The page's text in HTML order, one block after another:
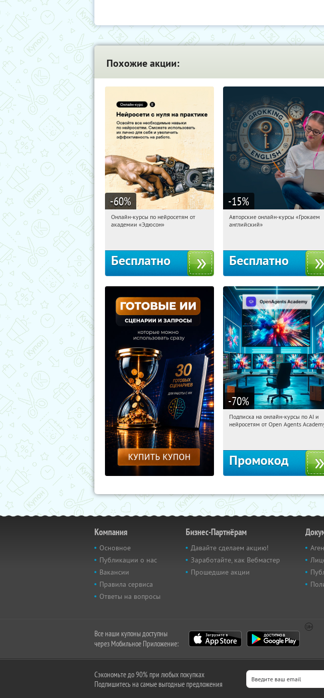
Похожие акции:
-60%
03:38:06 Получили:
Онлайн-курсы по нейросетям от
академии «Эдюсон»
Бесплатно
-15%
03:38:06 Получили:
Авторские онлайн-курсы «Грокаем
английский»
Бесплатно
-70%
03:38:06 Получили:
Подписка на онлайн-курсы по AI и
нейросетям от Open Agents
Промокод
Компания
Основное
Публикации о нас
Вакансии
Правила сервиса
Ответы на вопросы
Бизнес-Партнёрам
Давайте сделаем акцию!
Заработайте, как Вебмастер
Прошедшие акции
Все наши купоны доступны
через Мобильное Приложение:
Сэкономьте до 90% при любых покупках
Подпишитесь на самые выгодные предложения